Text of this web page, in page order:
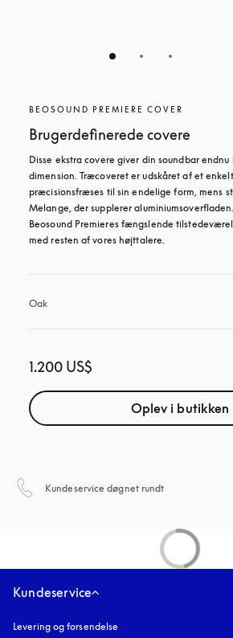
BEOSOUND PREMIERE COVER
Brugerdefinerede covere
Disse ekstra covere giver din soundbar
dimension. Træcoveret er udskåret af et
præcisionsfræses til sin endelige form, mens
Melange, der supplerer
Beosound Premieres fængslende
med resten af vores højttalere.
Oak
1.200 US$
Oplev i butikken
Kundeservice døgnet rundt
Kundeservice
Levering og forsendelse